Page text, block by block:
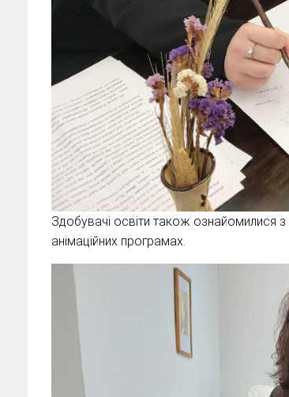
Здобувачі освіти також ознайомилися
анімаційних програмах.